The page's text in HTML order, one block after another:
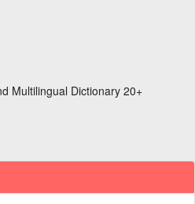
Multilingual Dictionary 20+